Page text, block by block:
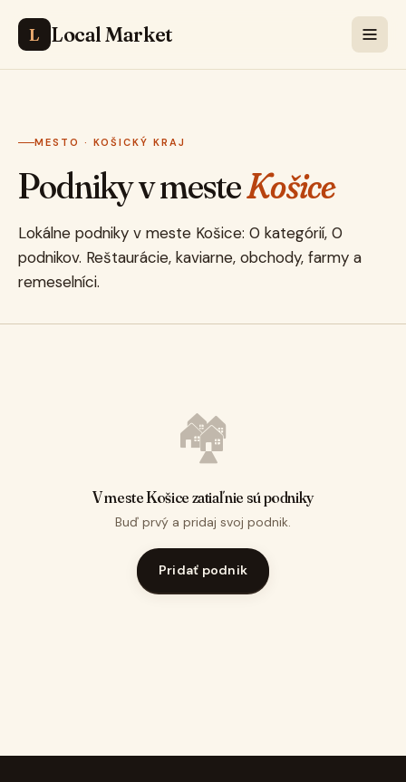
L Local Market
MESTO · KOŠICKÝ KRAJ
Podniky v mesteKošice
Lokálne podniky v meste Košice: 0 kategórií, 0
podnikov. Reštaurácie, kaviarne, obchody, farmy a
remeselníci.
🏘️
V meste Košice zatiaľ nie sú podniky
Buď prvý a pridaj svoj podnik.
Pridať podnik